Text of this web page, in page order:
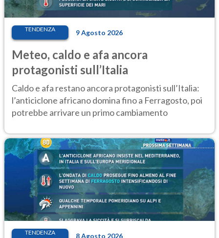
TENDENZA 9 Agosto 2026
Meteo, caldo e afa ancora
protagonisti sull’Italia
Caldo e afa restano ancora protagonisti sull’Italia:
l’anticiclone africano domina fino a Ferragosto, poi
potrebbe arrivare un primo cambiamento
TENDENZA 8 Agosto 2026